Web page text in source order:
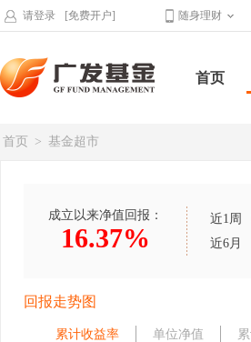
请登录 [免费开户] 随身理财
首页
首页 > 基金超市
成立以来净值回报：
16.37%
近1周
近6月
回报走势图
累计收益率 单位净值